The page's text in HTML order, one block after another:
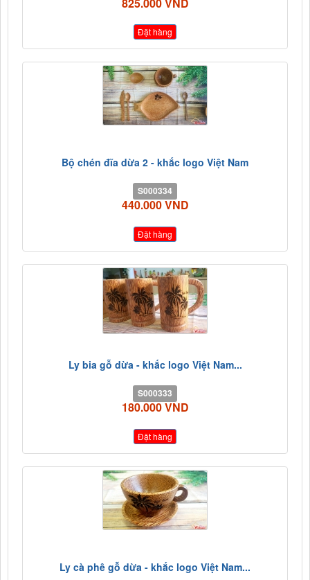
Đặt hàng
Bộ chén đĩa dừa 2 - khắc logo Việt Nam
S000334
440.000 VND
Đặt hàng
Ly bia gỗ dừa - khắc logo Việt Nam...
S000333
180.000 VND
Đặt hàng
Ly cà phê gỗ dừa - khắc logo Việt Nam...